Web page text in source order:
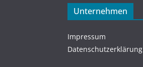
Unternehmen
Impressum
Datenschutzerklärung